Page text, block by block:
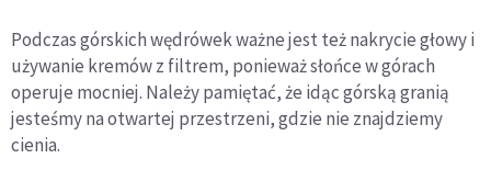
Podczas górskich wędrówek ważne jest też nakrycie głowy i
używanie kremów z filtrem, ponieważ słońce w górach
operuje mocniej. Należy pamiętać, że idąc górską granią
jesteśmy na otwartej przestrzeni, gdzie nie znajdziemy
cienia.